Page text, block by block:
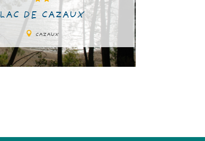
LAC DE CAZAUX
CAZAUX